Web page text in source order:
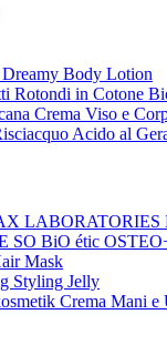
Body Lotion
Rotondi in Cotone
Crema Viso e
Acido al
LABORATORIES
SO BiO étic
Mask
Styling Jelly
Crema Mani e